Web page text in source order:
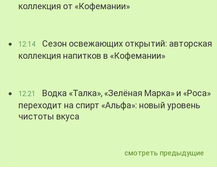
коллекция от «Кофемании»
12:14
Сезон освежающих открытий: авторская
коллекция напитков в «Кофемании»
12:21
Водка «Талка», «Зелёная Марка» и «Роса»
переходит на спирт «Альфа»: новый уровень
чистоты вкуса
смотреть предыдущие